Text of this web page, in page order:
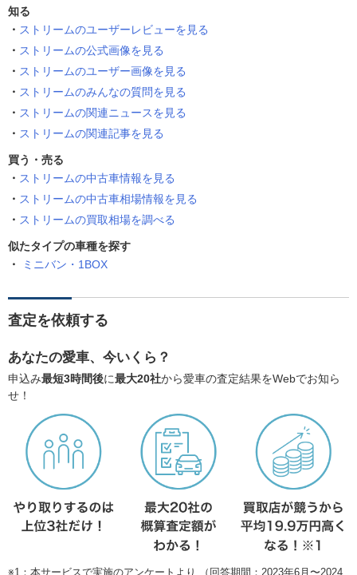
知る
ストリームのユーザーレビューを見る
ストリームの公式画像を見る
ストリームのユーザー画像を見る
ストリームのみんなの質問を見る
ストリームの関連ニュースを見る
ストリームの関連記事を見る
買う・売る
ストリームの中古車情報を見る
ストリームの中古車相場情報を見る
ストリームの買取相場を調べる
似たタイプの車種を探す
ミニバン・1BOX
査定を依頼する
あなたの愛車、今いくら？
申込み最短3時間後に最大20社から愛車の査定結果をWebでお知ら
せ！
※1：本サービスで実施のアンケートより （回答期間：2023年6月〜2024